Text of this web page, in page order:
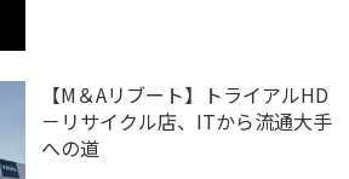
【M＆Aリブート】トライアルHD
－リサイクル店、ITから流通大手
への道